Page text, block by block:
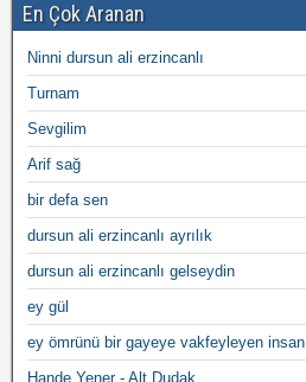
En Çok Aranan
Ninni dursun ali erzincanlı
Turnam
Sevgilim
Arif sağ
bir defa sen
dursun ali erzincanlı ayrılık
dursun ali erzincanlı gelseydin
ey gül
ey ömrünü bir gayeye vakfeyleyen insan
Hande Yener - Alt Dudak